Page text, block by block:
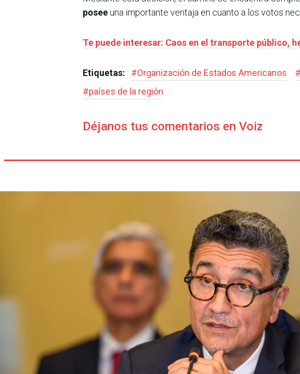
poseeuna importante ventaja en cuanto a los votos
Te puede interesar: Caos en el transporte público,
Etiquetas: #Organización de Estados Americanos #
#países de la región
Déjanos tus comentarios en Voiz